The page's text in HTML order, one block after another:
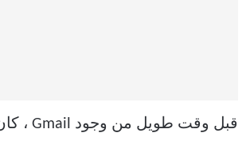
قبل وقت طويل من وجود Gmail ، كان هناك